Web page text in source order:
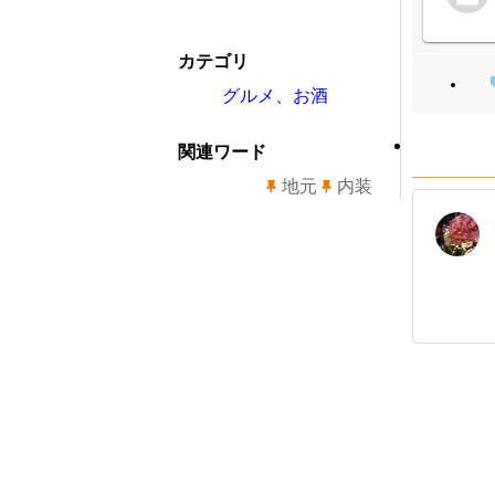
カテゴリ
グルメ、お酒
関連ワード
地元
内装